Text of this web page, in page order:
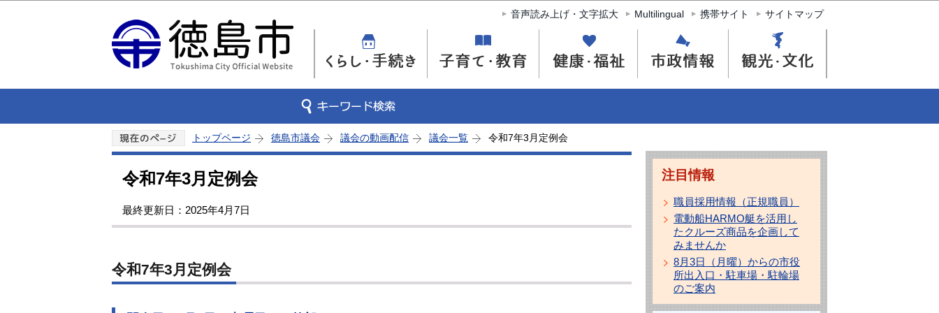
このページの本文へ移動
音声読み上げ・文字拡大 Multilingual 携帯サイト サイトマップ
トップページ 徳島市議会 議会の動画配信 議会一覧 令和7年3月定例会
令和7年3月定例会
最終更新日：2025年4月7日
令和7年3月定例会
注目情報
職員採用情報（正規職員）
電動船HARMO艇を活用し
たクルーズ商品を企画して
みませんか
8月3日（月曜）からの市役
所出入口・駐車場・駐輪場
のご案内